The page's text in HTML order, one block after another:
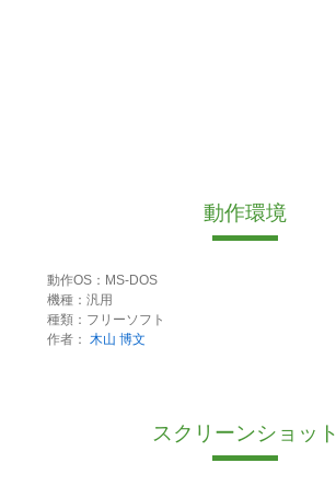
動作環境
動作OS：MS-DOS
機種：汎用
種類：フリーソフト
作者： 木山 博文
スクリーンショット